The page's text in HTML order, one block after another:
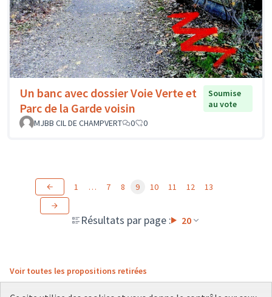
Un banc avec dossier Voie Verte et
Parc de la Garde voisin
Soumise
au vote
MJBB CIL DE CHAMPVERT
0 0
Résultats par page : 20
1 … 7 8 9 10 11 12 13
Voir toutes les propositions retirées